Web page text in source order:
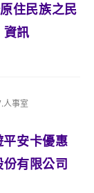
住民族之民
資訊
人事室
安卡優惠
有限公司